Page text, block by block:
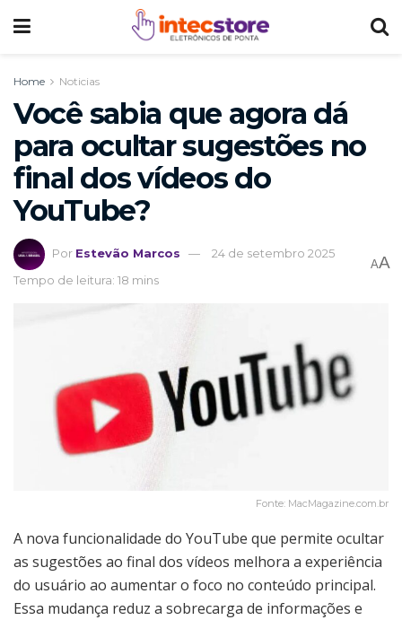
Home Noticias
Você sabia que agora dá
para ocultar sugestões no
final dos vídeos do
YouTube?
Por Estevão Marcos
24 de setembro 2025
Tempo de leitura: 18 mins
AA
Fonte: MacMagazine.com.br
A nova funcionalidade do YouTube que permite ocultar
as sugestões ao final dos vídeos melhora a experiência
do usuário ao aumentar o foco no conteúdo principal.
Essa mudança reduz a sobrecarga de informações e